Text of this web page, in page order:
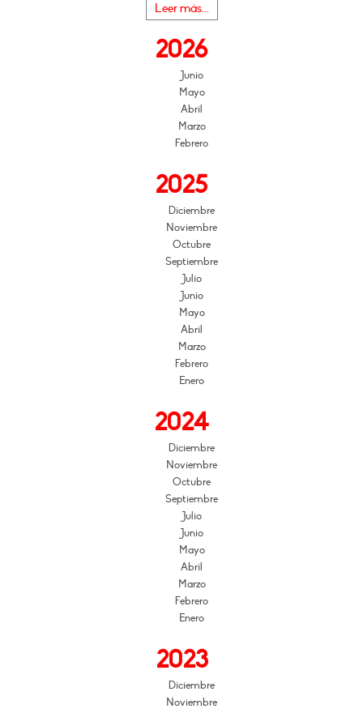
Leer más...
2026
Junio
Mayo
Abril
Marzo
Febrero
2025
Diciembre
Noviembre
Octubre
Septiembre
Julio
Junio
Mayo
Abril
Marzo
Febrero
Enero
2024
Diciembre
Noviembre
Octubre
Septiembre
Julio
Junio
Mayo
Abril
Marzo
Febrero
Enero
2023
Diciembre
Noviembre